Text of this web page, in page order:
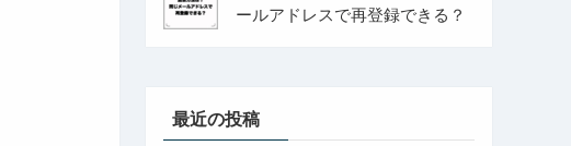
ールアドレスで再登録できる？
最近の投稿